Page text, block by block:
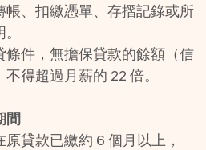
帳、扣繳憑單、存摺記錄或所
條件，無擔保貸款的餘額（信
得超過月薪的 22 倍。
間
貸款已繳約 6 個月以上，